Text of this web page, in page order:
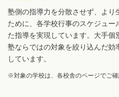
塾側の指導力を分散させず、より
ために、各学校行事のスケジュー
た指導を実現しています。大手
塾ならではの対象を絞り込んだ
しています。
※対象の学校は、各校舎のページでご確